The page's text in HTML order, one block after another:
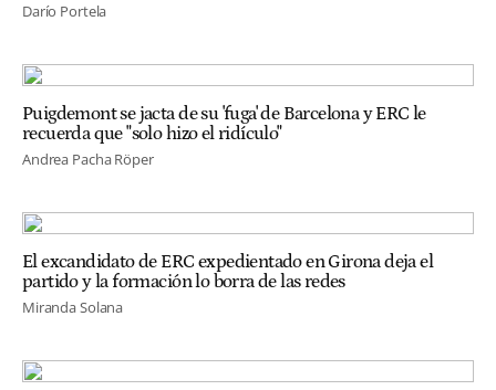
Darío Portela
Puigdemont se jacta de su 'fuga' de Barcelona y ERC le
recuerda que "solo hizo el ridículo"
Andrea Pacha Röper
El excandidato de ERC expedientado en Girona deja el
partido y la formación lo borra de las redes
Miranda Solana